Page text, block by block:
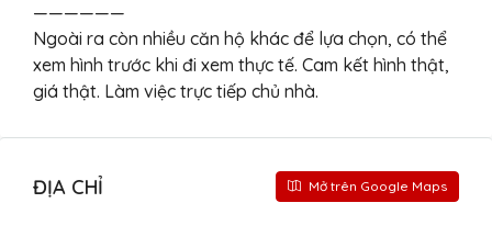
——————
Ngoài ra còn nhiều căn hộ khác để lựa chọn, có thể
xem hình trước khi đi xem thực tế. Cam kết hình thật,
giá thật. Làm việc trực tiếp chủ nhà.
ĐỊA CHỈ Mở trên Google Maps